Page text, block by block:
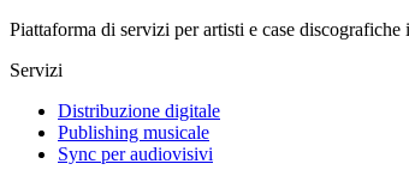
Piattaforma di servizi per artisti e case
Servizi
Distribuzione digitale
Publishing musicale
Sync per audiovisivi